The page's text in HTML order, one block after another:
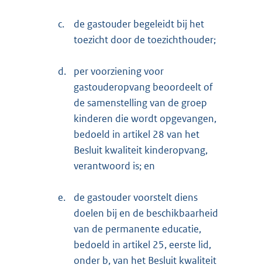
c.
de gastouder begeleidt bij het
toezicht door de toezichthouder;
d.
per voorziening voor
gastouderopvang beoordeelt of
de samenstelling van de groep
kinderen die wordt opgevangen,
bedoeld in artikel 28 van het
Besluit kwaliteit kinderopvang,
verantwoord is; en
e.
de gastouder voorstelt diens
doelen bij en de beschikbaarheid
van de permanente educatie,
bedoeld in artikel 25, eerste lid,
onder b, van het Besluit kwaliteit